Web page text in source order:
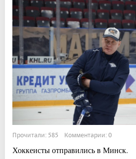
Прочитали: 585 Комментарии: 0
Хоккеисты отправились в Минск.